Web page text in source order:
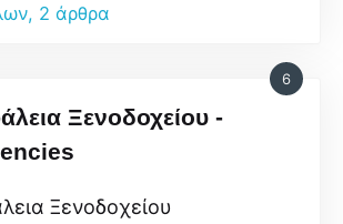
2 άρθρα
Ξενοδοχείου -
6
Ξενοδοχείου